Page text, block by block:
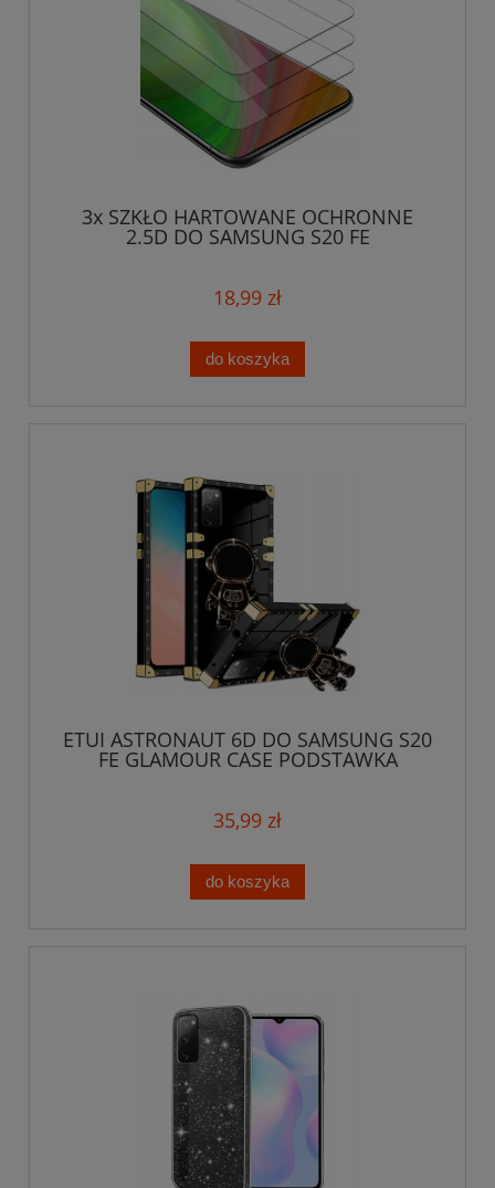
3x SZKŁO HARTOWANE OCHRONNE
2.5D DO SAMSUNG S20 FE
18,99 zł
do koszyka
ETUI ASTRONAUT 6D DO SAMSUNG S20
FE GLAMOUR CASE PODSTAWKA
35,99 zł
do koszyka